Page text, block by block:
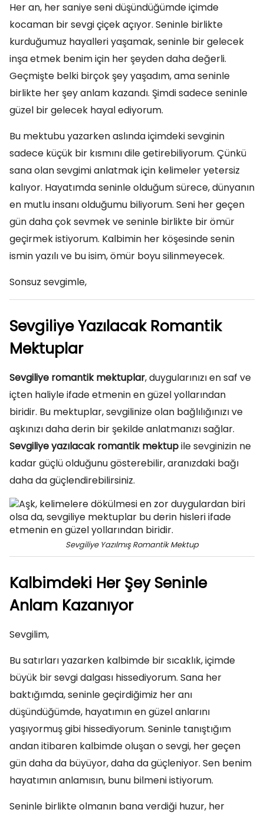
Her an, her saniye seni düşündüğümde içimde
kocaman bir sevgi çiçek açıyor. Seninle birlikte
kurduğumuz hayalleri yaşamak, seninle bir gelecek
inşa etmek benim için her şeyden daha değerli.
Geçmişte belki birçok şey yaşadım, ama seninle
birlikte her şey anlam kazandı. Şimdi sadece seninle
güzel bir gelecek hayal ediyorum.
Bu mektubu yazarken aslında içimdeki sevginin
sadece küçük bir kısmını dile getirebiliyorum. Çünkü
sana olan sevgimi anlatmak için kelimeler yetersiz
kalıyor. Hayatımda seninle olduğum sürece, dünyanın
en mutlu insanı olduğumu biliyorum. Seni her geçen
gün daha çok sevmek ve seninle birlikte bir ömür
geçirmek istiyorum. Kalbimin her köşesinde senin
ismin yazılı ve bu isim, ömür boyu silinmeyecek.
Sonsuz sevgimle,
Sevgiliye Yazılacak Romantik
Mektuplar
Sevgiliye romantik mektuplar, duygularınızı en saf ve
içten haliyle ifade etmenin en güzel yollarından
biridir. Bu mektuplar, sevgilinize olan bağlılığınızı ve
aşkınızı daha derin bir şekilde anlatmanızı sağlar.
Sevgiliye yazılacak romantik mektupile sevginizin ne
kadar güçlü olduğunu gösterebilir, aranızdaki bağı
daha da güçlendirebilirsiniz.
Sevgiliye Yazılmış Romantik Mektup
Kalbimdeki Her Şey Seninle
Anlam Kazanıyor
Sevgilim,
Bu satırları yazarken kalbimde bir sıcaklık, içimde
büyük bir sevgi dalgası hissediyorum. Sana her
baktığımda, seninle geçirdiğimiz her anı
düşündüğümde, hayatımın en güzel anlarını
yaşıyormuş gibi hissediyorum. Seninle tanıştığım
andan itibaren kalbimde oluşan o sevgi, her geçen
gün daha da büyüyor, daha da güçleniyor. Sen benim
hayatımın anlamısın, bunu bilmeni istiyorum.
Seninle birlikte olmanın bana verdiği huzur, her